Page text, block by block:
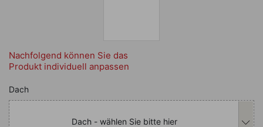
Nachfolgend können Sie das
Produkt individuell anpassen
Nachfolgend können Sie das
Dach
Dach - wählen Sie bitte hier